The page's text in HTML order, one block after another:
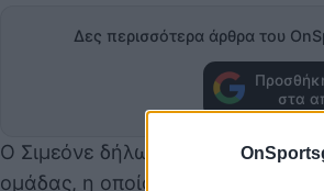
Δες περισσότερα άρθρα του
στα
Ο Σιμεόνε δήλωσε ότι είναι ο
ομάδας, η οποία δεν έχει